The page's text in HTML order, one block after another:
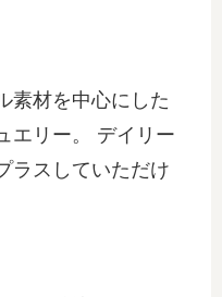
素材を中心にした
エリー。 デイリー
ラスしていただけ